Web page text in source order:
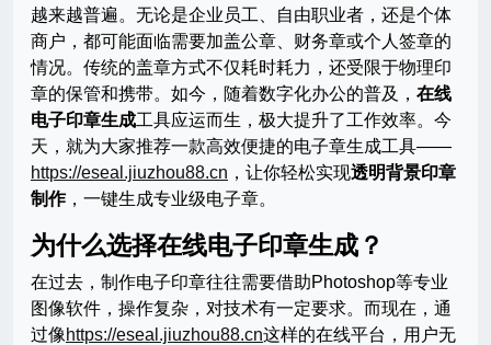
越来越普遍。无论是企业员工、自由职业者，还是个体
商户，都可能面临需要加盖公章、财务章或个人签章的
情况。传统的盖章方式不仅耗时耗力，还受限于物理印
章的保管和携带。如今，随着数字化办公的普及， 在线
电子印章生成工具应运而生，极大提升了工作效率。今
天，就为大家推荐一款高效便捷的电子章生成工具——
https://eseal.jiuzhou88.cn ，让你轻松实现透明背景印章
制作，一键生成专业级电子章。
为什么选择在线电子印章生成？
在过去，制作电子印章往往需要借助Photoshop等专业
图像软件，操作复杂，对技术有一定要求。而现在，通
过像https://eseal.jiuzhou88.cn这样的在线平台，用户无